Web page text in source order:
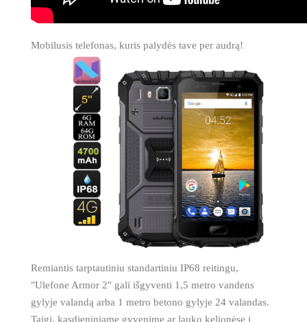
Mobilusis telefonas, kuris palydės tave per audrą!
Remiantis tarptautiniu standartiniu IP68 reitingu,
"Ulefone Armor 2" gali išgyventi 1,5 metro vandens
gylyje valandą arba 1 metro betono gylyje 24 valandas.
Taigi, kasdieniniame gyvenime ar lauko kelionėse į